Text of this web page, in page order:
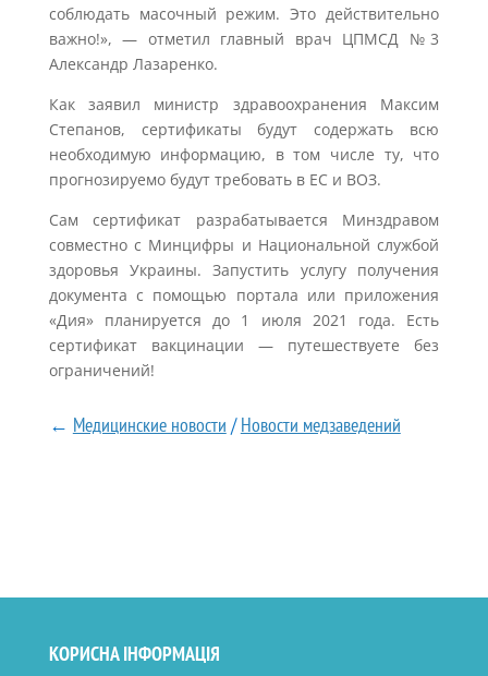
соблюдать масочный режим. Это действительно
важно!», — отметил главный врач ЦПМСД №3
Александр Лазаренко.
Как заявил министр здравоохранения Максим
Степанов, сертификаты будут содержать всю
необходимую информацию, в том числе ту, что
прогнозируемо будут требовать в ЕС и ВОЗ.
Сам сертификат разрабатывается Минздравом
совместно с Минцифры и Национальной службой
здоровья Украины. Запустить услугу получения
документа с помощью портала или приложения
«Дия» планируется до 1 июля 2021 года. Есть
сертификат вакцинации — путешествуете без
ограничений!
← Медицинские новости /Новости медзаведений
КОРИСНА ІНФОРМАЦІЯ